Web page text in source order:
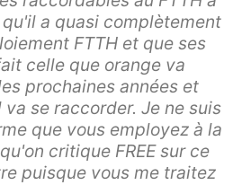
a quasi complètement
FTTH et que ses
celle que orange va
prochaines années et
se raccorder. Je ne suis
que vous employez à la
critique FREE sur ce
puisque vous me traitez